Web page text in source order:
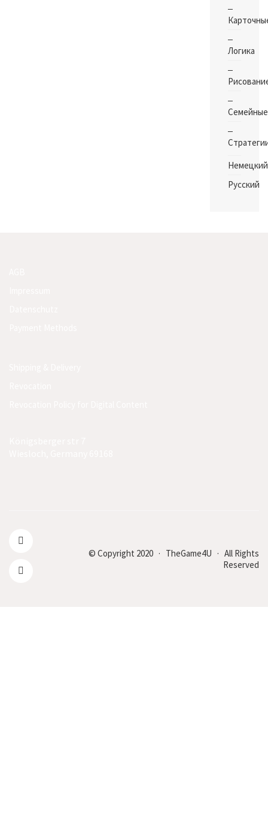
Логика
Семейные
Немецкий
Русский
© Copyright 2020 · TheGame4U · All Rights
Reserved